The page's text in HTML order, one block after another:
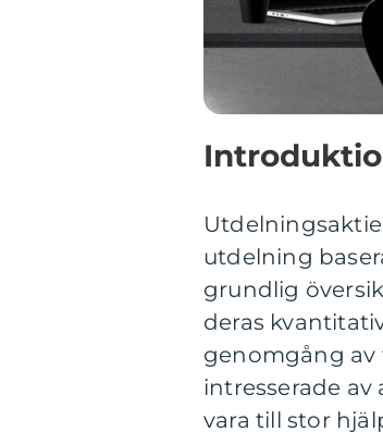
utdelning
grundlig
deras
genomgång av
intresserade
vara till stor